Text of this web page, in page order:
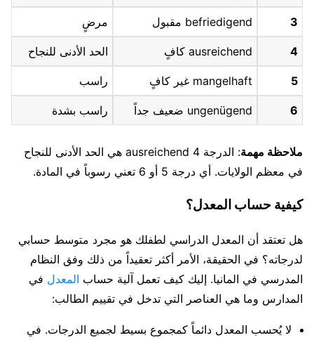
3 befriedigend مقبول مرضٍ
4 ausreichend كافٍ الحد الأدنى للنجاح
5 mangelhaft غير كافٍ راسب
6 ungenügend ضعيف جداً راسب بشدة
ملاحظة مهمة
: الدرجة 4 ausreichend هي الحد الأدنى للنجاح
في معظم الولايات. أي درجة 5 أو 6 تعني رسوباً في المادة.
كيفية حساب المعدل؟
هل تعتقد أن المعدل الدراسي لطفلك هو مجرد متوسط حسابي
لدرجاته؟ في الحقيقة، الأمر أكثر تعقيداً من ذلك وفق النظام
المدرسي في المانيا. إليك كيف تعمل آلية حساب المعدل في
المدارس وما هي العناصر التي تدخل في تقييم الطالب:
لا يُحسب المعدل دائماً كمجموع بسيط لجميع الدرجات. في